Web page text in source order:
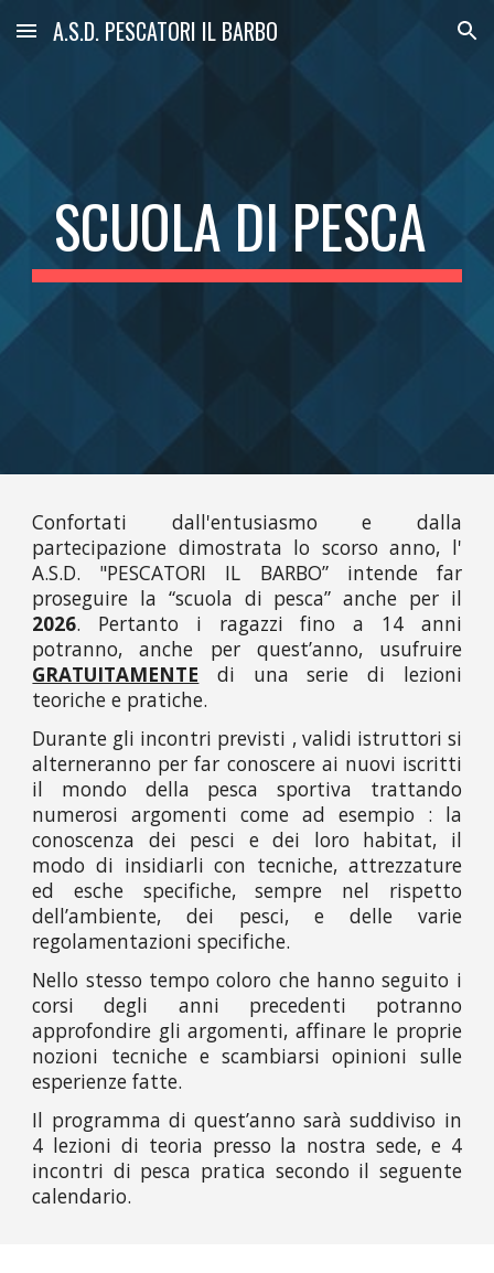
Skip to main content Skip to navigation
A.S.D. PESCATORI IL BARBO
SCUOLA DI PESCA
Confortati dall'entusiasmo e dalla
partecipazione dimostrata lo scorso anno, l'
A.S.D. "PESCATORI IL BARBO” intende far
proseguire la “scuola di pesca” anche per il
2026. Pertanto i ragazzi fino a 14 anni
potranno, anche per quest’anno, usufruire
GRATUITAMENTE di una serie di lezioni
teoriche e pratiche.
Durante gli incontri previsti , validi istruttori si
alterneranno per far conoscere ai nuovi iscritti
il mondo della pesca sportiva trattando
numerosi argomenti come ad esempio : la
conoscenza dei pesci e dei loro habitat, il
modo di insidiarli con tecniche, attrezzature
ed esche specifiche, sempre nel rispetto
dell’ambiente, dei pesci, e delle varie
regolamentazioni specifiche.
Nello stesso tempo coloro che hanno seguito i
corsi degli anni precedenti potranno
approfondire gli argomenti, affinare le proprie
nozioni tecniche e scambiarsi opinioni sulle
esperienze fatte.
Il programma di quest’anno sarà suddiviso in
4 lezioni di teoria presso la nostra sede, e 4
incontri di pesca pratica secondo il seguente
calendario.